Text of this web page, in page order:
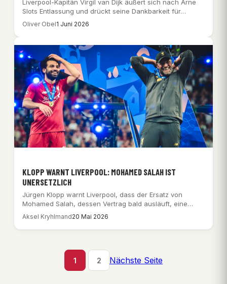
Liverpool-Kapitän Virgil van Dijk äußert sich nach Arne
Slots Entlassung und drückt seine Dankbarkeit für…
Oliver Obel1 Juni 2026
KLOPP WARNT LIVERPOOL: MOHAMED SALAH IST
UNERSETZLICH
Jürgen Klopp warnt Liverpool, dass der Ersatz von
Mohamed Salah, dessen Vertrag bald ausläuft, eine…
Aksel Kryhlmand20 Mai 2026
1 2 Nächste Seite